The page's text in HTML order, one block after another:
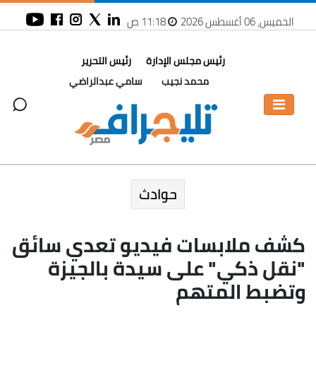
الخميس، 06 أغسطس 2026 11:18 ص
رئيس مجلس الإدارة
محمد نجيب
رئيس التحرير
سامي عبدالراضي
حوادث
كشف ملابسات فيديو تعدي سائق
"نقل ذكي" على سيدة بالجيزة
وتضبط المتهم